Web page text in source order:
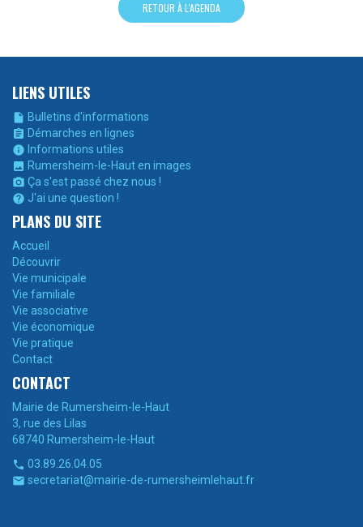
RETOUR À L'AGENDA
LIENS UTILES
 Bulletins d'informations
 Démarches en lignes
 Informations utiles
 Rumersheim-le-Haut en images
 Ça s'est passé chez nous !
 J'ai une question !
PLANS DU SITE
Accueil
Découvrir
Vie municipale
Vie familiale
Vie associative
Vie économique
Vie pratique
Contact
CONTACT
Mairie de Rumersheim-le-Haut
3, rue des Lilas
68740 Rumersheim-le-Haut
 03.89.26.04.05
 secretariat@mairie-de-rumersheimlehaut.fr